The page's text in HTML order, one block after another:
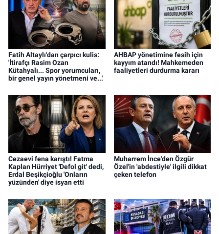
Fatih Altaylı'dan çarpıcı kulis:
'İtirafçı Rasim Ozan
Kütahyalı... Spor yorumcuları,
bir genel yayın yönetmeni ve...'
AHBAP yönetimine fesih için
kayyım atandı! Mahkemeden
faaliyetleri durdurma kararı
Cezaevi fena karıştı! Fatma
Kaplan Hürriyet 'Defol git' dedi,
Erdal Beşikçioğlu 'Onların
yüzünden' diye isyan etti
Muharrem İnce'den Özgür
Özel'in 'abdestiyle' ilgili dikkat
çeken telefon